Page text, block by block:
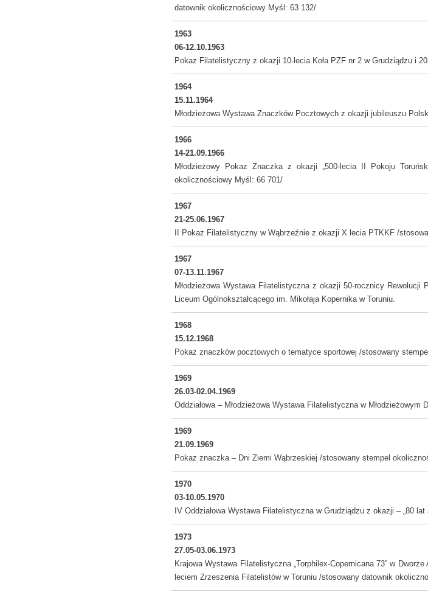
datownik okolicznościowy Myśl: 63 132/
1963
06-12.10.1963
Pokaz Filatelistyczny z okazji 10-lecia Koła PZF nr 2 w Grudziądzu i
1964
15.11.1964
Młodzieżowa Wystawa Znaczków Pocztowych z okazji jubileuszu
1966
14-21.09.1966
Młodzieżowy Pokaz Znaczka z okazji „500-lecia II Pokoju
okolicznościowy Myśl: 66 701/
1967
21-25.06.1967
II Pokaz Filatelistyczny w Wąbrzeźnie z okazji X lecia PTKKF /
1967
07-13.11.1967
Młodzieżowa Wystawa Filatelistyczna z okazji 50-rocznicy
Liceum Ogólnokształcącego im. Mikołaja Kopernika w Toruniu.
1968
15.12.1968
Pokaz znaczków pocztowych o tematyce sportowej /stosowany
1969
26.03-02.04.1969
Oddziałowa – Młodzieżowa Wystawa Filatelistyczna w Młodzieżowym
1969
21.09.1969
Pokaz znaczka – Dni Ziemi Wąbrzeskiej /stosowany stempel
1970
03-10.05.1970
IV Oddziałowa Wystawa Filatelistyczna w Grudziądzu z okazji – „80 lat
1973
27.05-03.06.1973
Krajowa Wystawa Filatelistyczna „Torphilex-Copernicana 73” w
leciem Zrzeszenia Filatelistów w Toruniu /stosowany datownik